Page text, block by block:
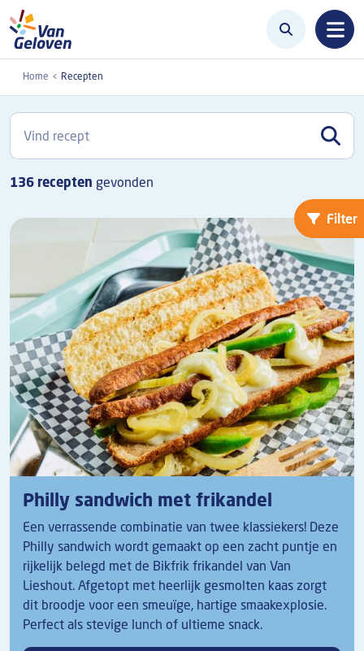
Overslaan en naar de inhoud gaan
Home Recepten
Filter
136 recepten gevonden
Philly sandwich met frikandel
Een verrassende combinatie van twee klassiekers! Deze
Philly sandwich wordt gemaakt op een zacht puntje en
rijkelijk belegd met de Bikfrik frikandel van Van
Lieshout. Afgetopt met heerlijk gesmolten kaas zorgt
dit broodje voor een smeuïge, hartige smaakexplosie.
Perfect als stevige lunch of ultieme snack.